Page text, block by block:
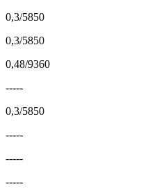
0,3/5850
0,3/5850
0,48/9360
-----
0,3/5850
-----
-----
-----